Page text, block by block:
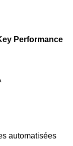
Performance
automatisées